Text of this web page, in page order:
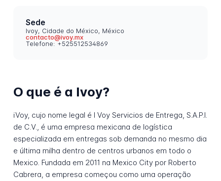
Sede
Ivoy, Cidade do México, México
contacto@ivoy.mx
Telefone: +525512534869
O que é a Ivoy?
iVoy, cujo nome legal é I Voy Servicios de Entrega, S.A.P.I.
de C.V., é uma empresa mexicana de logística
especializada em entregas sob demanda no mesmo dia
e última milha dentro de centros urbanos em todo o
Mexico. Fundada em 2011 na Mexico City por Roberto
Cabrera, a empresa começou como uma operação